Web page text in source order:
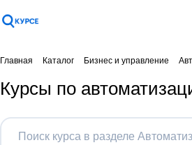
Главная Каталог Бизнес и управление
Курсы по
отправлено!